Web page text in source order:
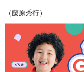
（藤原秀行）